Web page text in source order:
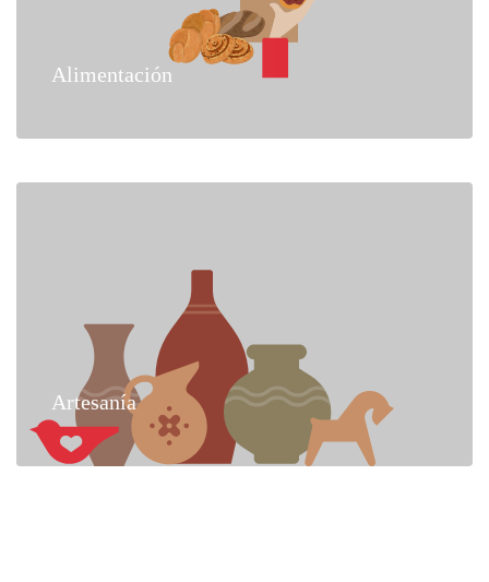
Alimentación
Artesanía